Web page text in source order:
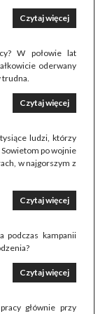
Czytaj więcej
W połowie lat
oderwany
trudna.
Czytaj więcej
ludzi, którzy
po wojnie
w najgorszym z
Czytaj więcej
podczas kampanii
Czytaj więcej
głównie przy